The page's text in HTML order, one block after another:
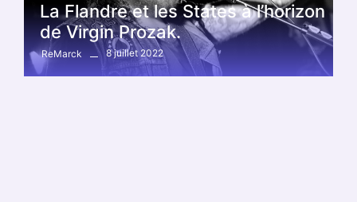
La Flandre et les States à l’horizon
de Virgin Prozak.
ReMarck 8 juillet 2022